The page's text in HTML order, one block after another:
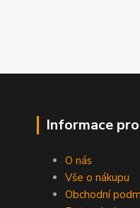
Informace
O nás
Vše o nákupu
Obchodní